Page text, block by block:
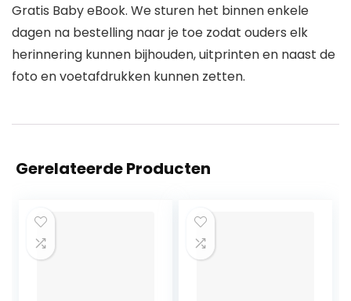
Gratis Baby eBook. We sturen het binnen enkele
dagen na bestelling naar je toe zodat ouders elk
herinnering kunnen bijhouden, uitprinten en naast de
foto en voetafdrukken kunnen zetten.
Gerelateerde Producten